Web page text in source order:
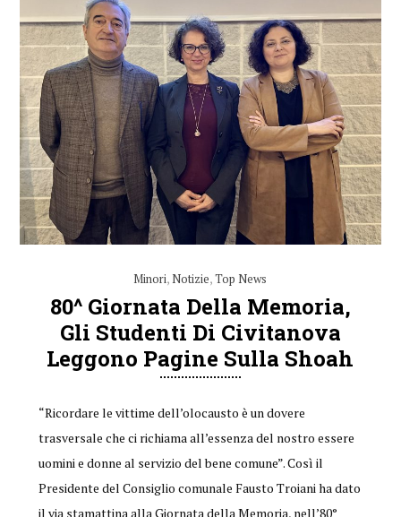
Minori,Notizie,Top News
80^ Giornata Della Memoria,
Gli Studenti Di Civitanova
Leggono Pagine Sulla Shoah
“Ricordare le vittime dell’olocausto è un dovere
trasversale che ci richiama all’essenza del nostro essere
uomini e donne al servizio del bene comune”. Così il
Presidente del Consiglio comunale Fausto Troiani ha dato
il via stamattina alla Giornata della Memoria, nell’80°